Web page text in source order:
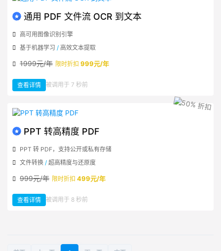
通用 PDF 文件流 OCR 到文本
高可用图像识别引擎
基于机器学习 / 高效文本提取
1999元/年 限时折扣 999元/年
查看详情 ：
通
件
流
OCR
文
本
被调用于 7 秒前
PPT 转高精度 PDF
PPT 转 PDF，支持公开或私有存储
文件转换 / 超高精度与还原度
999元/年 限时折扣 499元/年
查看详情 ：
PPT
被调用于 8 秒前